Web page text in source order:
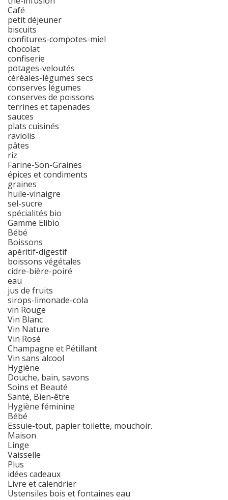
Café
petit déjeuner
biscuits
confitures-compotes-miel
chocolat
confiserie
potages-veloutés
céréales-légumes secs
conserves légumes
conserves de poissons
terrines et tapenades
sauces
plats cuisinés
raviolis
pâtes
riz
Farine-Son-Graines
épices et condiments
graines
huile-vinaigre
sel-sucre
spécialités bio
Gamme Elibio
Bébé
Boissons
apéritif-digestif
boissons végétales
cidre-bière-poiré
eau
jus de fruits
sirops-limonade-cola
vin Rouge
Vin Blanc
Vin Nature
Vin Rosé
Champagne et Pétillant
Vin sans alcool
Hygiène
Douche, bain, savons
Soins et Beauté
Santé, Bien-être
Hygiène féminine
Bébé
Essuie-tout, papier toilette, mouchoir.
Maison
Linge
Vaisselle
Plus
idées cadeaux
Livre et calendrier
Ustensiles bois et fontaines eau